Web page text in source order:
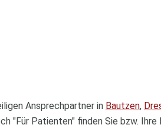
Ansprechpartner in Bautzen,
"Für Patienten" finden Sie bzw.